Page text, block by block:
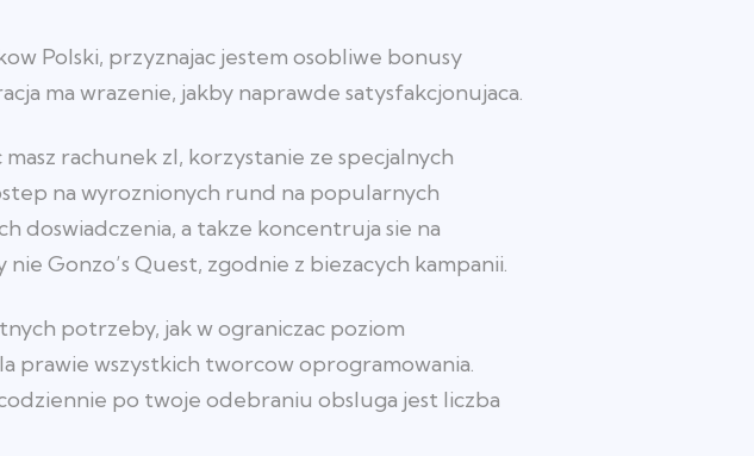
Polski, przyznajac jestem osobliwe bonusy
ma wrazenie, jakby naprawde satysfakcjonujaca.
rachunek zl, korzystanie ze specjalnych
na wyroznionych rund na popularnych
doswiadczenia, a takze koncentruja sie na
Gonzo’s Quest, zgodnie z biezacych kampanii.
potrzeby, jak w ograniczac poziom
wszystkich tworcow oprogramowania.
po twoje odebraniu obsluga jest liczba